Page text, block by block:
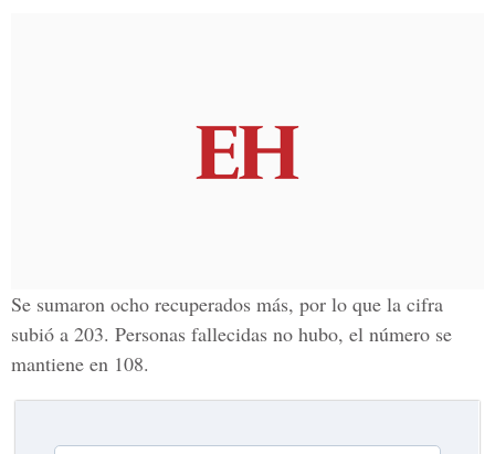
Se sumaron ocho recuperados más, por lo que la cifra
subió a 203. Personas fallecidas no hubo, el número se
mantiene en 108.